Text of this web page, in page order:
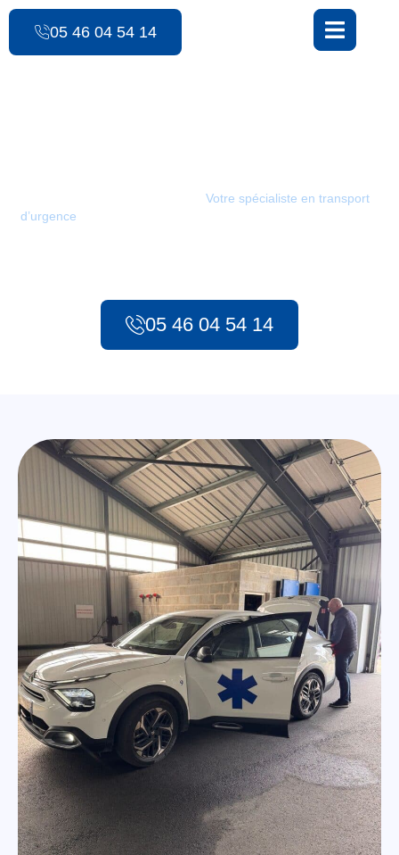
principal
05 46 04 54 14
Votre spécialiste en transport
d’urgence
05 46 04 54 14